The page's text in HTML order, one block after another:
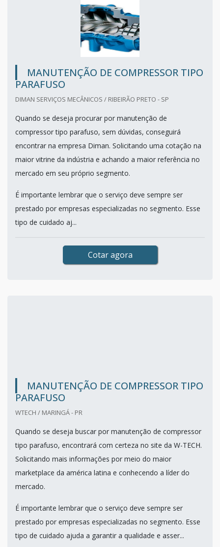
MANUTENÇÃO DE COMPRESSOR TIPO
PARAFUSO
DIMAN SERVIÇOS MECÂNICOS / RIBEIRÃO PRETO - SP
Quando se deseja procurar por manutenção de
compressor tipo parafuso, sem dúvidas, conseguirá
encontrar na empresa Diman. Solicitando uma cotação na
maior vitrine da indústria e achando a maior referência no
mercado em seu próprio segmento.
É importante lembrar que o serviço deve sempre ser
prestado por empresas especializadas no segmento. Esse
tipo de cuidado aj...
Cotar agora
MANUTENÇÃO DE COMPRESSOR TIPO
PARAFUSO
WTECH / MARINGÁ - PR
Quando se deseja buscar por manutenção de compressor
tipo parafuso, encontrará com certeza no site da W-TECH.
Solicitando mais informações por meio do maior
marketplace da américa latina e conhecendo a líder do
mercado.
É importante lembrar que o serviço deve sempre ser
prestado por empresas especializadas no segmento. Esse
tipo de cuidado ajuda a garantir a qualidade e asser...